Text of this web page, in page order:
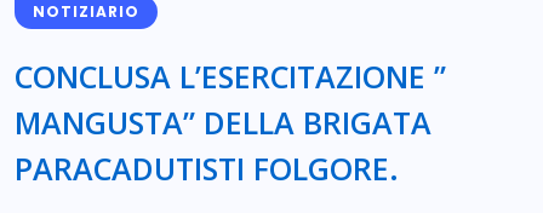
NOTIZIARIO
CONCLUSA L’ESERCITAZIONE ”
MANGUSTA” DELLA BRIGATA
PARACADUTISTI FOLGORE.